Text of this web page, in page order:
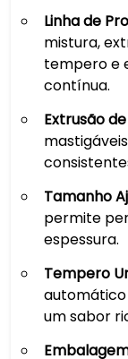
Linha de
mistura,
tempero e
contínua.
Extrusão
Tamanho
permite
espessura.
Tempero
um sabor